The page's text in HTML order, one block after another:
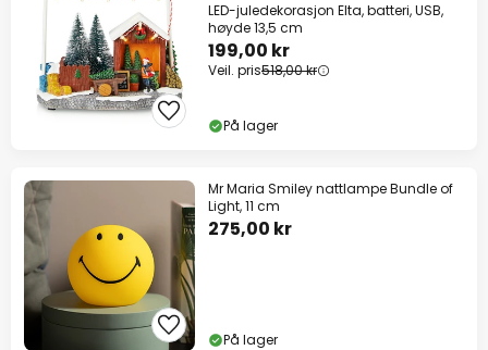
LED-juledekorasjon Elta, batteri, USB,
høyde 13,5 cm
199,00 kr
Veil. pris518,00 kr
På lager
Mr Maria Smiley nattlampe Bundle of
Light, 11 cm
275,00 kr
På lager